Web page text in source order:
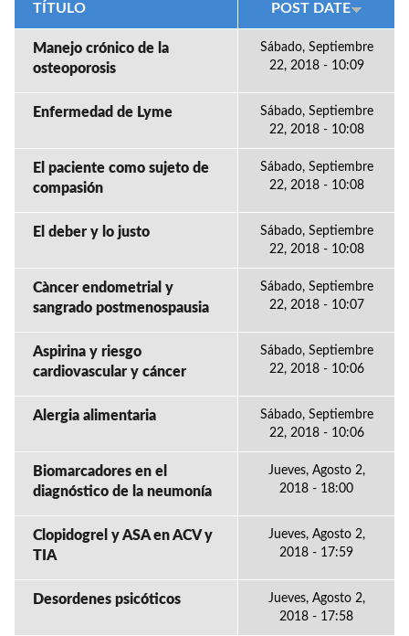
TÍTULO POST DATE
Manejo crónico de la
osteoporosis
Sábado, Septiembre
22, 2018 - 10:09
Enfermedad de Lyme
Sábado, Septiembre
22, 2018 - 10:08
El paciente como sujeto de
compasión
Sábado, Septiembre
22, 2018 - 10:08
El deber y lo justo
Sábado, Septiembre
22, 2018 - 10:08
Càncer endometrial y
sangrado postmenospausia
Sábado, Septiembre
22, 2018 - 10:07
Aspirina y riesgo
cardiovascular y cáncer
Sábado, Septiembre
22, 2018 - 10:06
Alergia alimentaria
Sábado, Septiembre
22, 2018 - 10:06
Biomarcadores en el
diagnóstico de la neumonía
Jueves, Agosto 2,
2018 - 18:00
Clopidogrel y ASA en ACV y
TIA
Jueves, Agosto 2,
2018 - 17:59
Desordenes psicóticos
Jueves, Agosto 2,
2018 - 17:58